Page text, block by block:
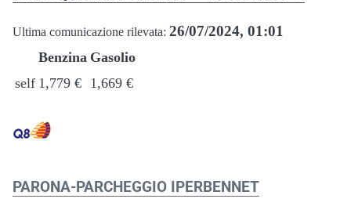
Ultima comunicazione rilevata: 26/07/2024, 01:01
Benzina Gasolio
self 1,779 € 1,669 €
PARONA-PARCHEGGIO IPERBENNET